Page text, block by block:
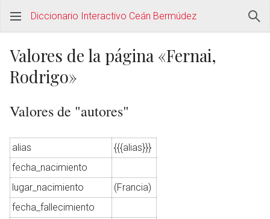
Diccionario Interactivo Ceán Bermúdez
Valores de la página «Fernai,
Rodrigo»
Valores de "autores"
alias
{{{alias}}}
fecha_nacimiento
lugar_nacimiento
(Francia)
fecha_fallecimiento